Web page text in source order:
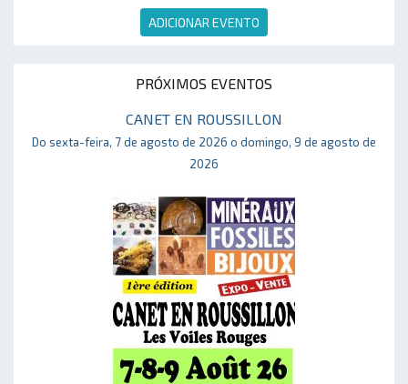
ADICIONAR EVENTO
PRÓXIMOS EVENTOS
CANET EN ROUSSILLON
Do sexta-feira, 7 de agosto de 2026 o domingo, 9 de agosto de
2026